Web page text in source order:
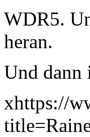
WDR5.
heran.
Und dann
xhttps://